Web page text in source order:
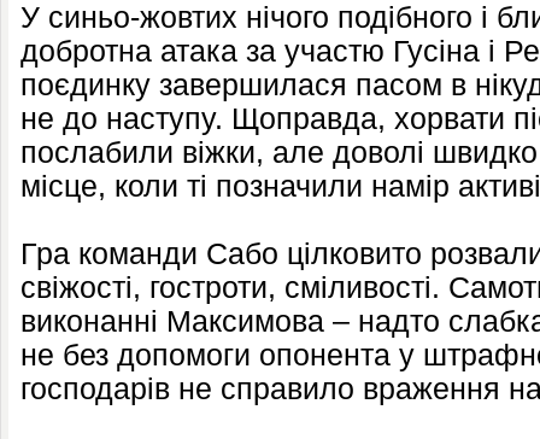
У синьо-жовтих нічого подібного і
добротна атака за участю Гусіна і
поєдинку завершилася пасом в
не до наступу. Щоправда, хорвати
послабили віжки, але доволі
місце, коли ті позначили намір
Гра команди Сабо цілковито
свіжості, гостроти, сміливості.
виконанні Максимова – надто
не без допомоги опонента у
господарів не справило враження